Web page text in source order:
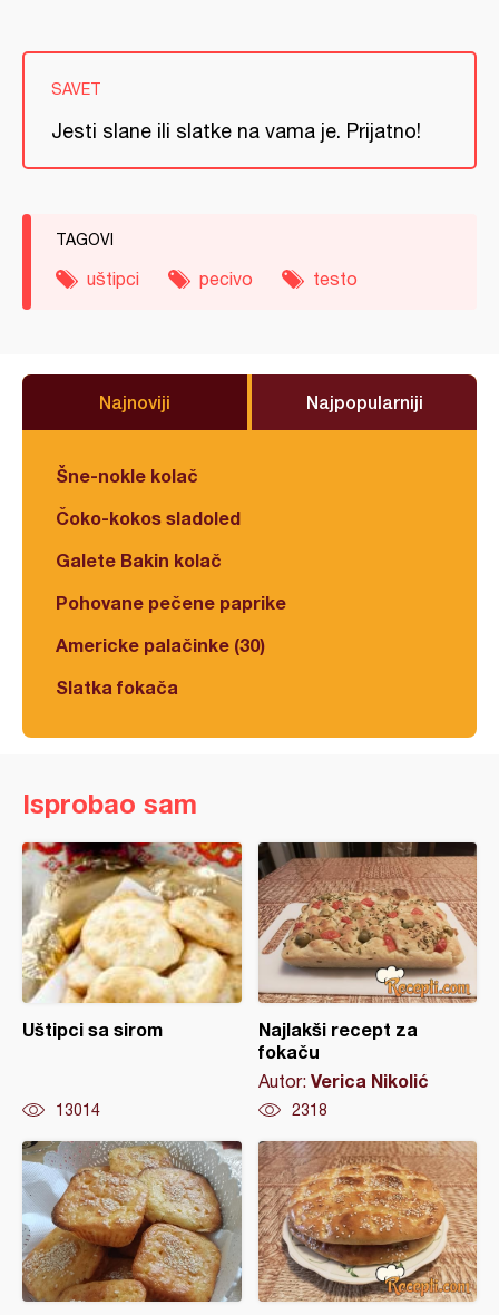
SAVET
Jesti slane ili slatke na vama je. Prijatno!
TAGOVI
uštipci pecivo testo
Najnoviji Najpopularniji
Šne-nokle kolač
Čoko-kokos sladoled
Galete Bakin kolač
Pohovane pečene paprike
Americke palačinke (30)
Slatka fokača
Isprobao sam
Uštipci sa sirom
13014
Najlakši recept za
fokaču
Autor: Verica Nikolić
2318